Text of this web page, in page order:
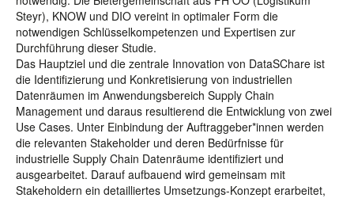
Steyr), KNOW und DIO vereint in optimaler Form die
notwendigen Schlüsselkompetenzen und Expertisen zur
Durchführung dieser Studie.
Das Hauptziel und die zentrale Innovation von DataSChare ist
die Identifizierung und Konkretisierung von industriellen
Datenräumen im Anwendungsbereich Supply Chain
Management und daraus resultierend die Entwicklung von zwei
Use Cases. Unter Einbindung der Auftraggeber*innen werden
die relevanten Stakeholder und deren Bedürfnisse für
industrielle Supply Chain Datenräume identifiziert und
ausgearbeitet. Darauf aufbauend wird gemeinsam mit
Stakeholdern ein detailliertes Umsetzungs-Konzept erarbeitet,